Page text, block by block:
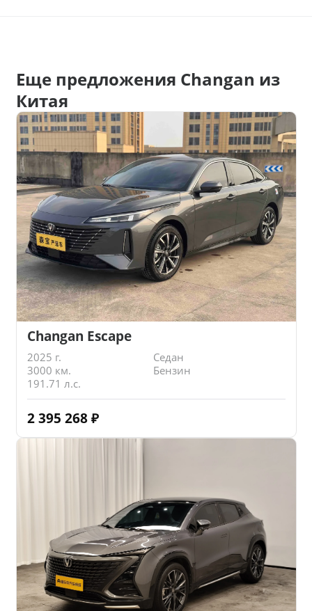
Еще предложения Changan из
Китая
Changan Escape
2025 г.
Седан
3000 км.
Бензин
191.71 л.с.
2 395 268 ₽